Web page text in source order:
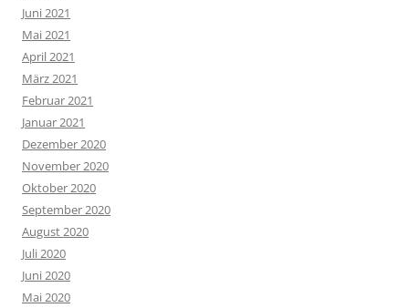
Juni 2021
Mai 2021
April 2021
März 2021
Februar 2021
Januar 2021
Dezember 2020
November 2020
Oktober 2020
September 2020
August 2020
Juli 2020
Juni 2020
Mai 2020